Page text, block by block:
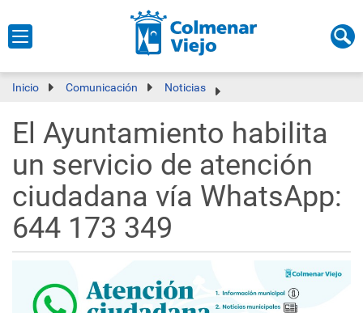
Inicio Comunicación Noticias
El Ayuntamiento habilita
un servicio de atención
ciudadana vía WhatsApp:
644 173 349